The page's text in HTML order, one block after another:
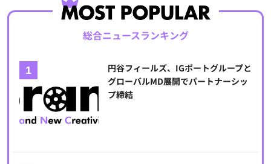
総合ニュースランキング
円谷フィールズ、IGポートグループと
グローバルMD展開でパートナーシッ
プ締結